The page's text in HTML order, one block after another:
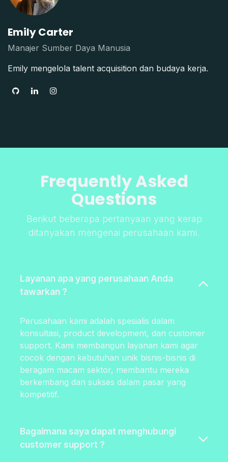
Emily Carter
Manajer Sumber Daya Manusia
Emily mengelola talent acquisition dan budaya kerja.
Frequently Asked
Questions
Berikut beberapa pertanyaan yang kerap
ditanyakan mengenai perusahaan kami.
Layanan apa yang perusahaan Anda
tawarkan ?
Perusahaan kami adalah spesialis dalam
konsultasi, product development, dan customer
support. Kami membangun layanan kami agar
cocok dengan kebutuhan unik bisnis-bisnis di
beragam macam sektor, membantu mereka
berkembang dan sukses dalam pasar yang
kompetitif.
Bagaimana saya dapat menghubungi
customer support ?